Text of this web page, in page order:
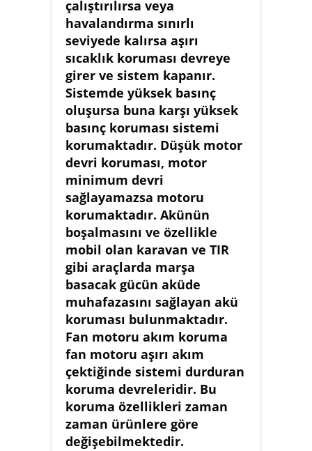
çalıştırılırsa veya
havalandırma sınırlı
seviyede kalırsa aşırı
sıcaklık koruması devreye
girer ve sistem kapanır.
Sistemde yüksek basınç
oluşursa buna karşı yüksek
basınç koruması sistemi
korumaktadır. Düşük motor
devri koruması, motor
minimum devri
sağlayamazsa motoru
korumaktadır. Akünün
boşalmasını ve özellikle
mobil olan karavan ve TIR
gibi araçlarda marşa
basacak gücün aküde
muhafazasını sağlayan akü
koruması bulunmaktadır.
Fan motoru akım koruma
fan motoru aşırı akım
çektiğinde sistemi durduran
koruma devreleridir. Bu
koruma özellikleri zaman
zaman ürünlere göre
değişebilmektedir.